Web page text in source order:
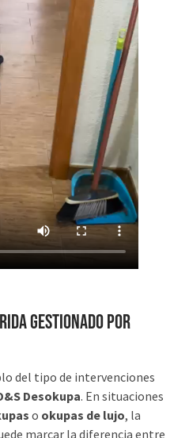
gestionado por
del tipo de intervenciones
Desokupa. En situaciones
o okupas de lujo, la
marcar la diferencia entre